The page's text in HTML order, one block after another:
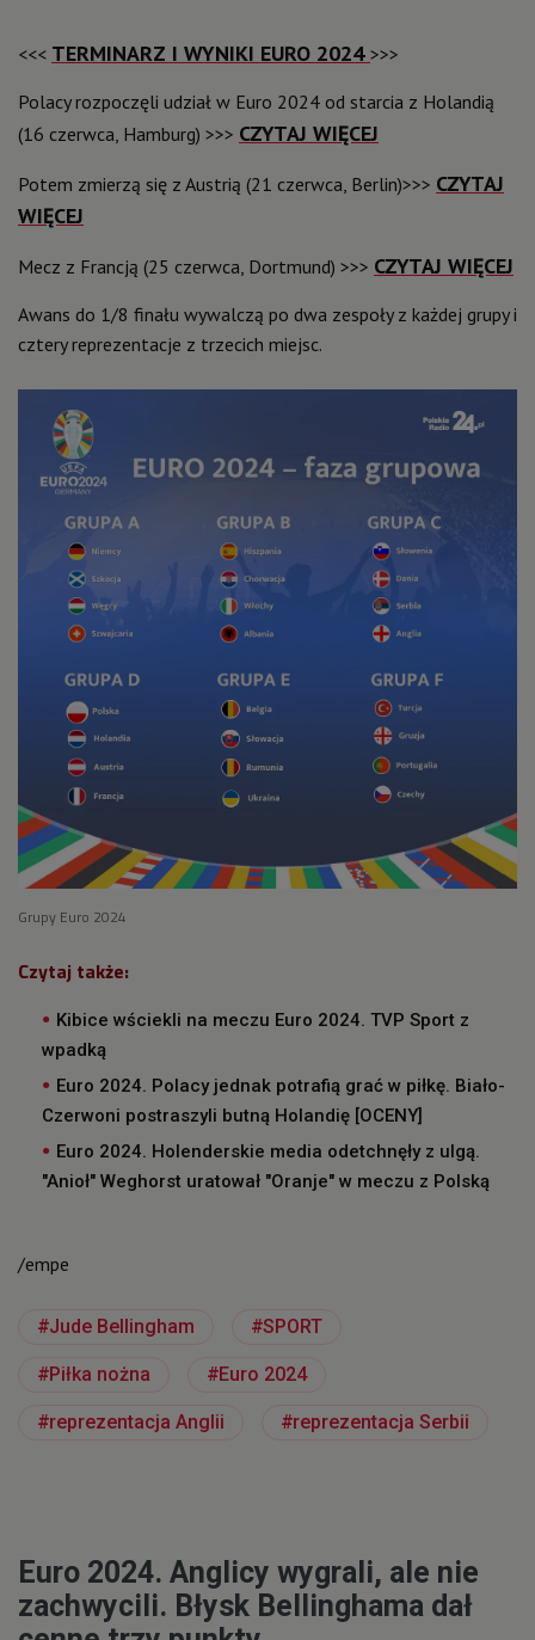
<<< TERMINARZ I WYNIKI EURO 2024 >>>
Polacy rozpoczęli udział w Euro 2024 od starcia z Holandią
(16 czerwca, Hamburg) >>> CZYTAJ WIĘCEJ
Potem zmierzą się z Austrią (21 czerwca, Berlin)>>> CZYTAJ
WIĘCEJ
Mecz z Francją (25 czerwca, Dortmund) >>> CZYTAJ WIĘCEJ
Awans do 1/8 finału wywalczą po dwa zespoły z każdej grupy i
cztery reprezentacje z trzecich miejsc.
Grupy Euro 2024
Czytaj także:
Kibice wściekli na meczu Euro 2024. TVP Sport z
wpadką
Euro 2024. Polacy jednak potrafią grać w piłkę. Biało-
Czerwoni postraszyli butną Holandię [OCENY]
Euro 2024. Holenderskie media odetchnęły z ulgą.
"Anioł" Weghorst uratował "Oranje" w meczu z Polską
/empe
Jude Bellingham SPORT
Piłka nożna Euro 2024
reprezentacja Anglii reprezentacja Serbii
Euro 2024. Anglicy wygrali, ale nie
zachwycili. Błysk Bellinghama dał